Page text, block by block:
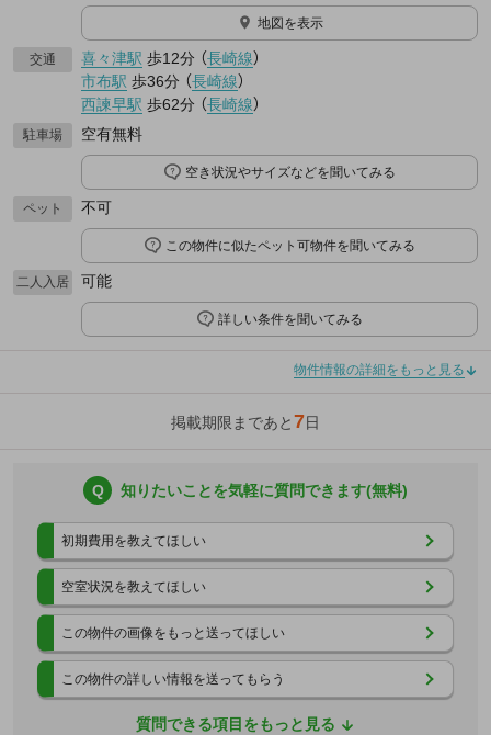
地図を表示
交通 喜々津駅 歩12分 （長崎線）
市布駅 歩36分 （長崎線）
西諫早駅 歩62分 （長崎線）
駐車場 空有無料
空き状況やサイズなどを聞いてみる
ペット 不可
この物件に似たペット可物件を聞いてみる
二人入居 可能
詳しい条件を聞いてみる
物件情報の詳細をもっと見る
掲載期限まであと7日
Q 知りたいことを気軽に質問できます(無料)
初期費用を教えてほしい
空室状況を教えてほしい
この物件の画像をもっと送ってほしい
この物件の詳しい情報を送ってもらう
質問できる項目をもっと見る